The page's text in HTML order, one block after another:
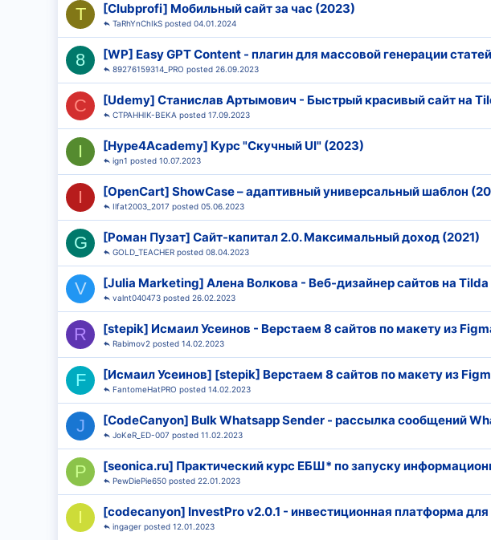
T [Clubprofi] Мобильный сайт за час (2023)
04.01.2024
TaRhYnChIkS
8 [WP] Easy GPT Content - плагин для массовой генерации
26.09.2023
89276159314_PRO
C [Udemy] Станислав Артымович - Быстрый красивый сайт на
17.09.2023
CTPAHHIK-BEKA
I [Hype4Academy] Курс "Скучный UI" (2023)
10.07.2023
ign1
I [OpenCart] ShowCase – адаптивный универсальный шаблон
05.06.2023
Ilfat2003_2017
G [Роман Пузат] Сайт-капитал 2.0. Максимальный доход (2021)
08.04.2023
GOLD_TEACHER
V [Julia Marketing] Алена Волкова - Веб-дизайнер сайтов на
26.02.2023
valnt040473
R [stepik] Исмаил Усеинов - Верстаем 8 сайтов по макету из
14.02.2023
Rabimov2
F [Исмаил Усеинов] [stepik] Верстаем 8 сайтов по макету из
14.02.2023
FantomeHatPRO
J [CodeCanyon] Bulk Whatsapp Sender - рассылка сообщений
11.02.2023
JoKeR_ED-007
P [seonica.ru] Практический курс ЕБШ* по запуску
22.01.2023
PewDiePie650
I [codecanyon] InvestPro v2.0.1 - инвестиционная платформа
12.01.2023
ingager